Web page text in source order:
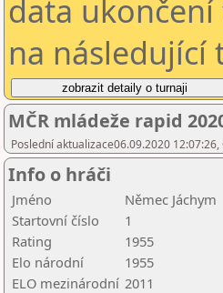
data
na následující
MČR mládeže rapid
Poslední aktualizace06.09.2020
Info o hráči
Jméno
Němec Jáchym
Startovní číslo
1
Rating
1955
Elo národní
1955
ELO mezinárodní 2011